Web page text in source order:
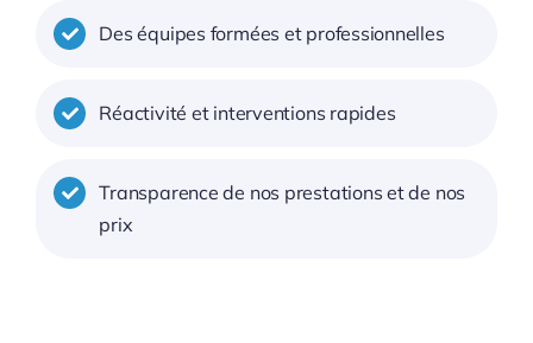
Des équipes formées et professionnelles
Réactivité et interventions rapides
Transparence de nos prestations et de nos
prix